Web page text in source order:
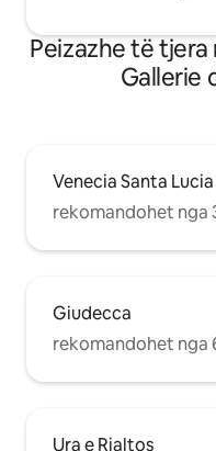
numrat e kontaktit telefonik.
Dorsoduro është
famshëm dhe të
"Zattere". Në afërsi
Peizazhe të
Gallerie
Venecia Santa Lucia
rekomandohet nga
Giudecca
rekomandohet nga
Ura e Rialtos